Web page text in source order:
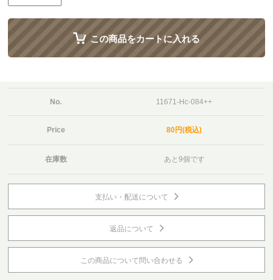
この商品をカートに入れる
No. 11671-Hc-084++
Price 80円(税込)
在庫数 あと9個です
支払い・配送について
返品について
この商品について問い合わせる